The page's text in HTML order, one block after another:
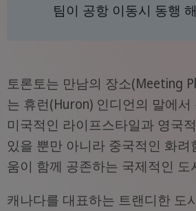
팀이 공항 이동시 동행
토론토는 만남의 장소(Meeting
는 휴런(Huron) 인디언의 말에
미국적인 라이프스타일과 영국
있을 뿐만 아니라 중국적인 화
움이 함께 공존하는 국제적인 도
캐나다를 대표하는 트랜디한 도